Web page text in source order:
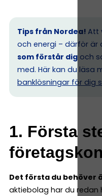
Tips från Nordea! Att
och energi – därför är
som förstår dig och
med. Här kan du läsa
banklösningar för dig
1. Första
Det första du behöver
aktiebolag har du